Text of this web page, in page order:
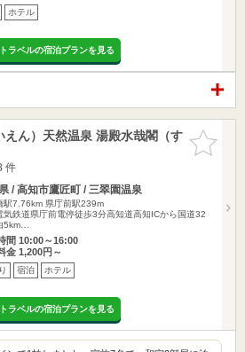
ホテル
ラベルの宿泊プランを見る
お気に入
りに追加
えん）天然温泉 湯殿水哉閣（す
件
/ 高知市鷹匠町 / 三翠園温泉
駅7.76km 県庁前駅239m
気鉄道県庁前電停徒歩3分高知道高知ICから国道32
5km…
間 10:00～16:00
金 1,200円～
宿泊 ホテル
ラベルの宿泊プランを見る